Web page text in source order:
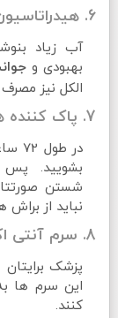
6. هیدراتاسیون
آب زیاد
بهبودی و
الکل نیز
7. پاک کننده ها
در
بشویید. پس
نباید از
8. سرم آنتی اکسیدان
پزشک
این سرم
کنند.